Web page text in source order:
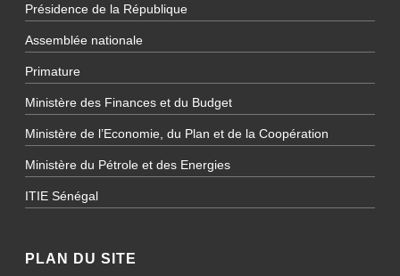
Présidence de la République
Assemblée nationale
Primature
Ministère des Finances et du Budget
Ministère de l’Economie, du Plan et de la Coopération
Ministère du Pétrole et des Energies
ITIE Sénégal
PLAN DU SITE